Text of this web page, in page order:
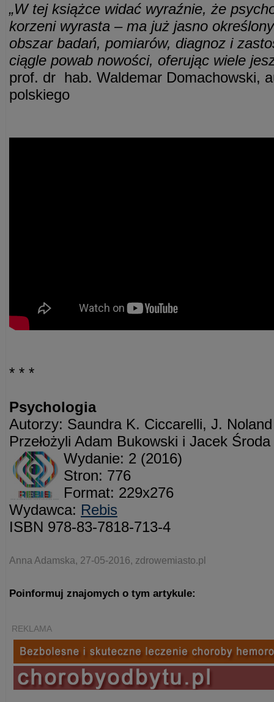
„W tej książce widać wyraźnie, że
korzeni wyrasta – ma już jasno
obszar badań, pomiarów, diagnoz i
ciągle powab nowości, oferując wiele
prof. dr hab. Waldemar Domachowski,
polskiego
* * *
Psychologia
Autorzy: Saundra K. Ciccarelli, J.
Przełożyli Adam Bukowski i Jacek Środa
Wydanie: 2 (2016)
Stron: 776
Format: 229x276
Wydawca: Rebis
ISBN 978-83-7818-713-4
Anna Adamska, 27-05-2016, zdrowemiasto.pl
Poinformuj znajomych o tym artykule:
REKLAMA